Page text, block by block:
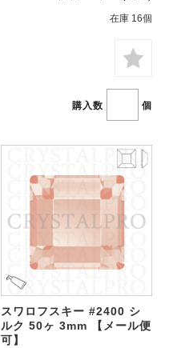
在庫 16個
購入数 個
スワロフスキー #2400 シ
ルク 50ヶ 3mm 【メール便
可】